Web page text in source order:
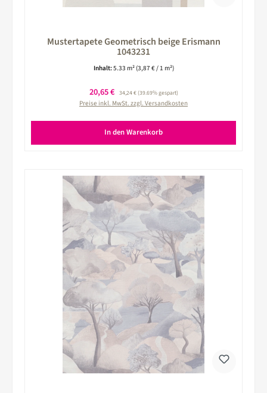
Mustertapete Geometrisch beige Erismann
1043231
Inhalt:5.33 m² (3,87 € / 1 m²)
Verkaufspreis:
20,65 € Regulärer Preis:
34,24 €(39.69% gespart)
Preise inkl. MwSt. zzgl. Versandkosten
In den Warenkorb